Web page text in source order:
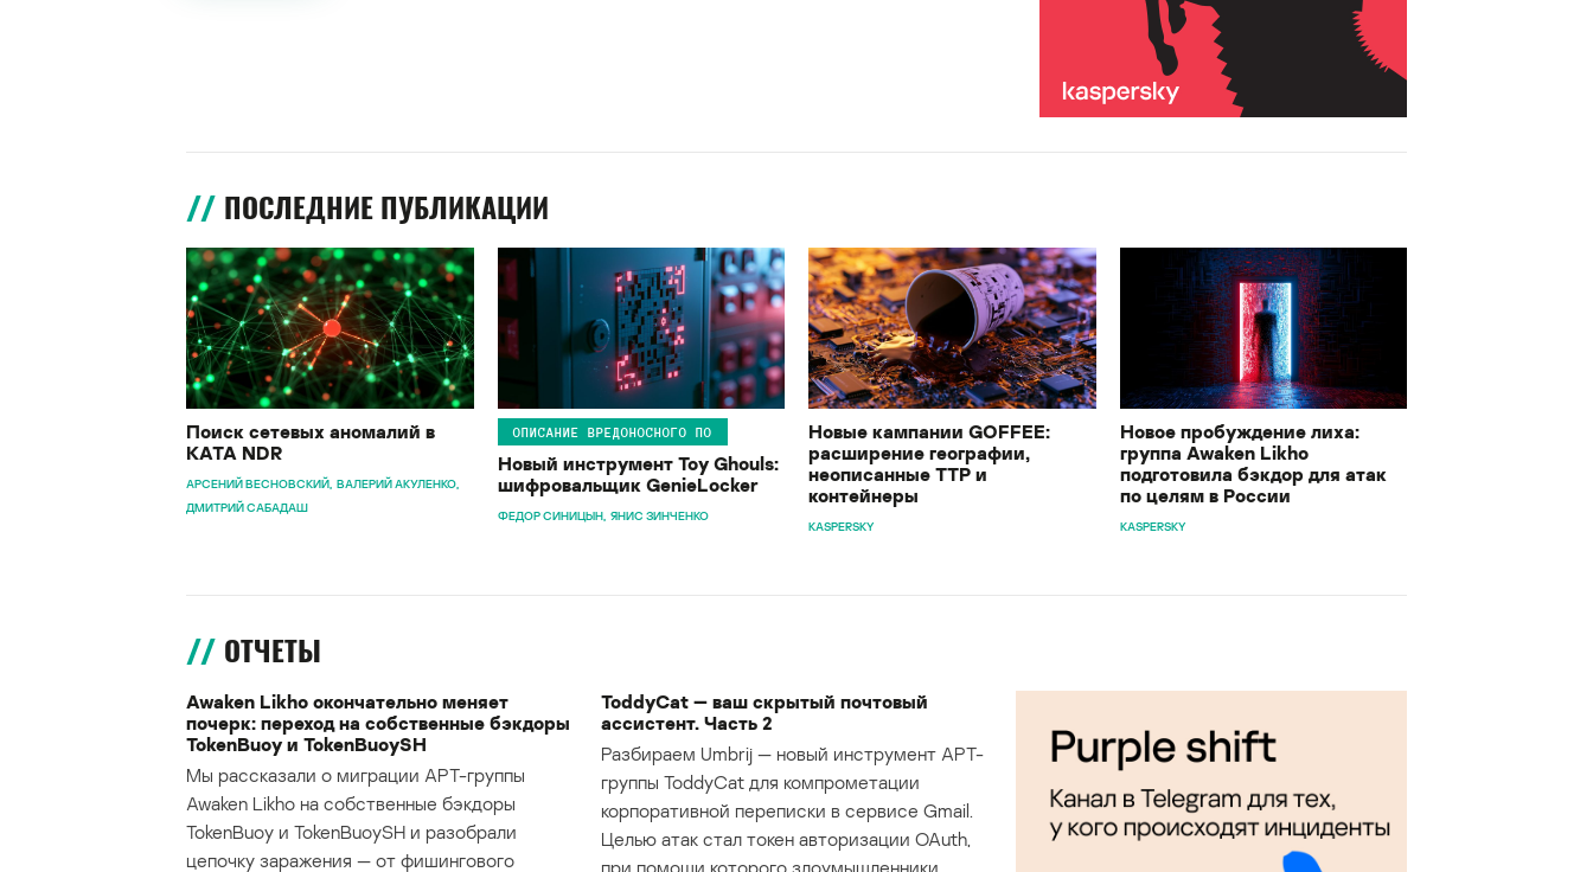
ПОСЛЕДНИЕ ПУБЛИКАЦИИ
Поиск сетевых аномалий в
KATA NDR
АРСЕНИЙ ВЕСНОВСКИЙ ВАЛЕРИЙ АКУЛЕНКО
ДМИТРИЙ САБАДАШ
ОПИСАНИЕ ВРЕДОНОСНОГО ПО
Новый инструмент Toy Ghouls:
шифровальщик GenieLocker
ФЕДОР СИНИЦЫН ЯНИС ЗИНЧЕНКО
Новые кампании GOFFEE:
расширение географии,
неописанные TTP и
контейнеры
KASPERSKY
Новое пробуждение лиха:
группа Awaken Likho
подготовила бэкдор для атак
по целям в России
KASPERSKY
ОТЧЕТЫ
Awaken Likho окончательно меняет
почерк: переход на собственные бэкдоры
TokenBuoy и TokenBuoySH
Мы рассказали о миграции APT-группы
Awaken Likho на собственные бэкдоры
TokenBuoy и TokenBuoySH и разобрали
цепочку заражения — от фишингового
ToddyCat — ваш скрытый почтовый
ассистент. Часть 2
Разбираем Umbrij — новый инструмент APT-
группы ToddyCat для компрометации
корпоративной переписки в сервисе Gmail.
Целью атак стал токен авторизации OAuth,